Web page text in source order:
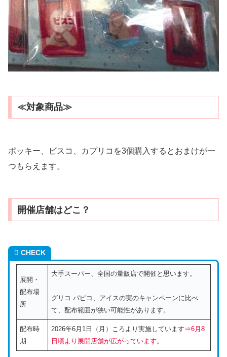
≪対象商品≫
ポッキー、ビスコ、カプリコを3個購入するとおまけが一
つもらえます。
開催店舗はどこ？
CHECK
展開・
配布場
所
大手スーパー、全国の量販店で開催と思います。
グリコ パピコ、アイスの実のキャンペーンに比べ
て、配布範囲が狭い可能性があります。
配布時
期
2026年6月1日（月）ころより実施しています⇒6月8
日頃より展開店舗が広がっています。